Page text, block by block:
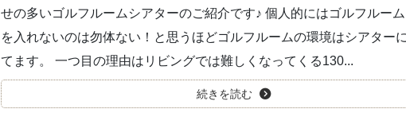
せの多いゴルフルームシアターのご紹介です♪ 個人的にはゴルフルー
を入れないのは勿体ない！と思うほどゴルフルームの環境はシアター
てます。 一つ目の理由はリビングでは難しくなってくる130...
続きを読む